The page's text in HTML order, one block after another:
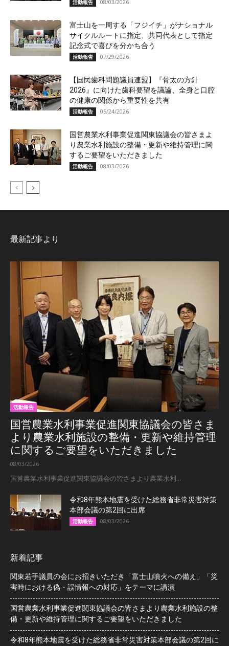
活動報告 08/03/2026
富士山を一周する「フジイチ」がナショナル
サイクルルートに指定、共同代表として指定
記念式で喜びを分かち合う
活動報告 07/29/2026
【国民歯科問題議員連盟】『骨太の方針
2026』に向けた歯科要望を議論、全身と口腔
の健康の関係から重要性を共有
活動報告 05/24/2026
国営農業水利事業促進関東協議会の皆さまよ
り農業水利施設の整備・更新や維持管理に関
するご要望をいただきました
活動報告 08/03/2026
最新記事より
活動報告
国営農業水利事業促進関東協議会の皆さま
より農業水利施設の整備・更新や維持管理
に関するご要望をいただきました
08/03/2026
国営農業水利事業促進関東協議会の皆さまより農業水利...
令和8年熊本地震を受けた総務省非常災害対策
本部会議の第2回に出席
活動報告 08/03/2026
新着記事
関東若手議員の会にお招きいただき「富士山噴火への備え」「災
害時における偽・誤情報への対応」をテーマに講演
国営農業水利事業促進関東協議会の皆さまより農業水利施設の整
備・更新や維持管理に関するご要望をいただきました
令和8年熊本地震を受けた総務省非常災害対策本部会議の第2回に